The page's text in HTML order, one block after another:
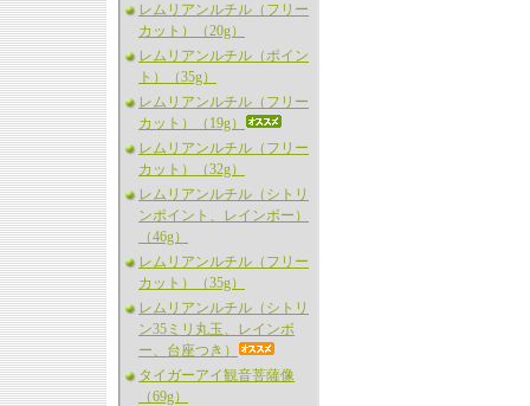
レムリアンルチル（フリー
カット）（20g）
レムリアンルチル（ポイン
ト）（35g）
レムリアンルチル（フリー
カット）（19g）
レムリアンルチル（フリー
カット）（32g）
レムリアンルチル（シトリ
ンポイント、レインボー）
（46g）
レムリアンルチル（フリー
カット）（35g）
レムリアンルチル（シトリ
ン35ミリ丸玉、レインボ
ー、台座つき）
タイガーアイ観音菩薩像
（69g）